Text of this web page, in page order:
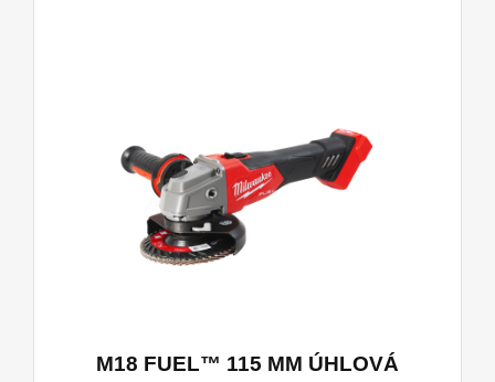
M18 FUEL™ 115 MM ÚHLOVÁ